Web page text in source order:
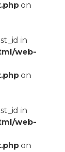
on
in
web-
on
in
web-
on